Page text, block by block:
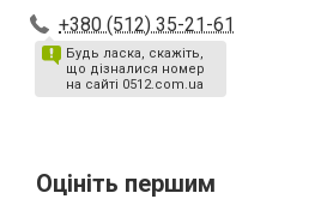
+380 (512) 35-21-61
Будь ласка, скажіть,
що дізналися номер
на сайті 0512.com.ua
Оцініть першим